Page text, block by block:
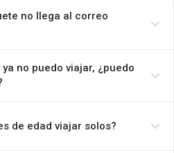
no llega al correo
no puedo viajar, ¿puedo
de edad viajar solos?